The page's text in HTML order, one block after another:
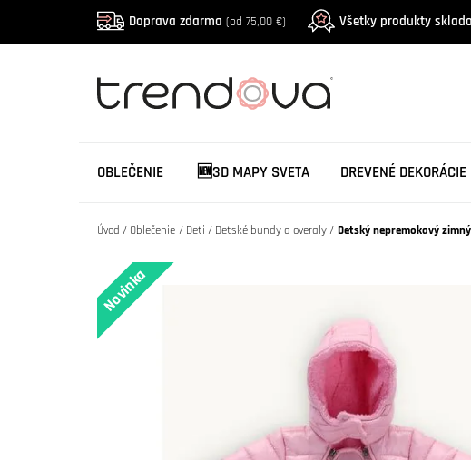
Doprava zdarma (od 75,00 €) Všetky produkty
OBLEČENIE 🆕3D MAPY SVETA DREVENÉ DEKORÁCIE
Úvod Oblečenie Deti Detské bundy a overaly Detský nepremokavý
Novinka